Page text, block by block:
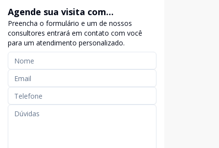
Agende sua visita com
exclusividade
Preencha o formulário e um de nossos
consultores entrará em contato com você
para um atendimento personalizado.